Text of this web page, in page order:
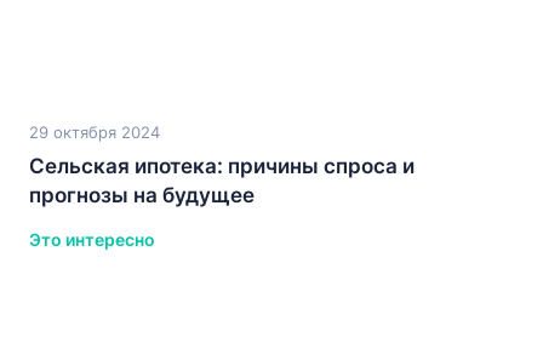
29 октября 2024
Сельская ипотека: причины спроса и
прогнозы на будущее
Это интересно